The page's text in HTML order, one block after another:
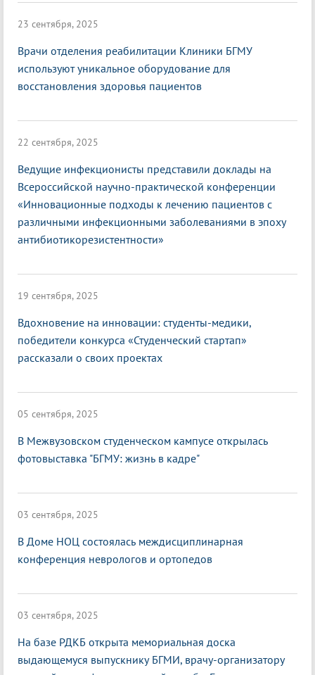
23 сентября, 2025
Врачи отделения реабилитации Клиники БГМУ
используют уникальное оборудование для
восстановления здоровья пациентов
22 сентября, 2025
Ведущие инфекционисты представили доклады на
Всероссийской научно-практической конференции
«Инновационные подходы к лечению пациентов с
различными инфекционными заболеваниями в эпоху
антибиотикорезистентности»
19 сентября, 2025
Вдохновение на инновации: студенты-медики,
победители конкурса «Студенческий стартап»
рассказали о своих проектах
05 сентября, 2025
В Межвузовском студенческом кампусе открылась
фотовыставка "БГМУ: жизнь в кадре"
03 сентября, 2025
В Доме НОЦ состоялась междисциплинарная
конференция неврологов и ортопедов
03 сентября, 2025
На базе РДКБ открыта мемориальная доска
выдающемуся выпускнику БГМИ, врачу-организатору